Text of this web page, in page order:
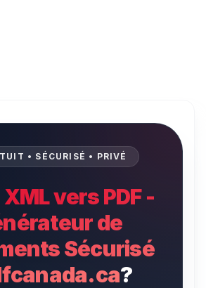
• SÉCURISÉ • PRIVÉ
XML vers PDF -
de
Sécurisé
?